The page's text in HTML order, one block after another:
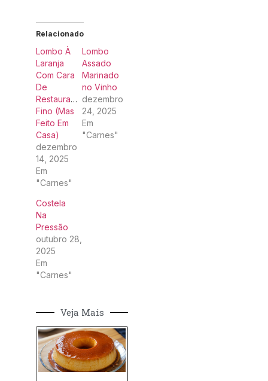
Relacionado
Lombo À
Laranja
Com Cara
De
Restaurante
Fino (Mas
Feito Em
Casa)
dezembro
14, 2025
Em
"Carnes"
Lombo
Assado
Marinado
no Vinho
dezembro
24, 2025
Em
"Carnes"
Costela
Na
Pressão
outubro 28,
2025
Em
"Carnes"
Veja Mais